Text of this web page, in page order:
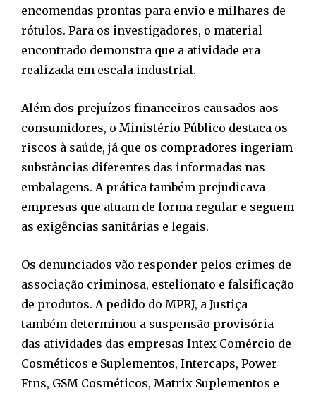
encomendas prontas para envio e milhares de
rótulos. Para os investigadores, o material
encontrado demonstra que a atividade era
realizada em escala industrial.
Além dos prejuízos financeiros causados aos
consumidores, o Ministério Público destaca os
riscos à saúde, já que os compradores ingeriam
substâncias diferentes das informadas nas
embalagens. A prática também prejudicava
empresas que atuam de forma regular e seguem
as exigências sanitárias e legais.
Os denunciados vão responder pelos crimes de
associação criminosa, estelionato e falsificação
de produtos. A pedido do MPRJ, a Justiça
também determinou a suspensão provisória
das atividades das empresas Intex Comércio de
Cosméticos e Suplementos, Intercaps, Power
Ftns, GSM Cosméticos, Matrix Suplementos e